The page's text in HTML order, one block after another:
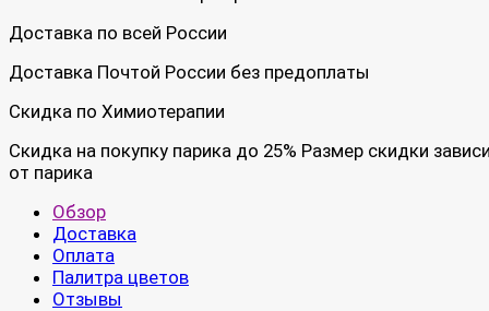
Доставка по всей России
Доставка Почтой России без предоплаты
Скидка по Химиотерапии
Скидка на покупку парика до 25% Размер скидки
от парика
Обзор
Доставка
Оплата
Палитра цветов
Отзывы